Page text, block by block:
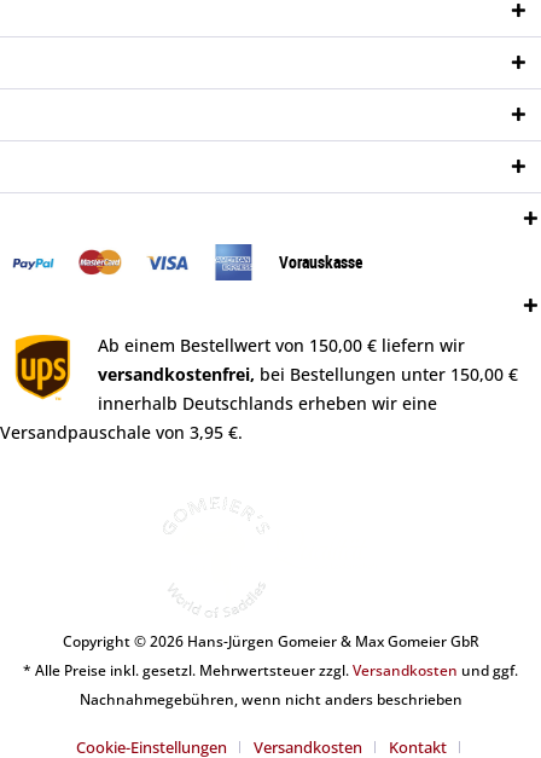
Vorauskasse
Ab einem Bestellwert von 150,00 € liefern wir
versandkostenfrei, bei Bestellungen unter 150,00 €
innerhalb Deutschlands erheben wir eine
Versandpauschale von 3,95 €.
Copyright © 2026 Hans-Jürgen Gomeier & Max Gomeier GbR
* Alle Preise inkl. gesetzl. Mehrwertsteuer zzgl.Versandkosten und ggf.
Nachnahmegebühren, wenn nicht anders beschrieben
Cookie-Einstellungen Versandkosten Kontakt